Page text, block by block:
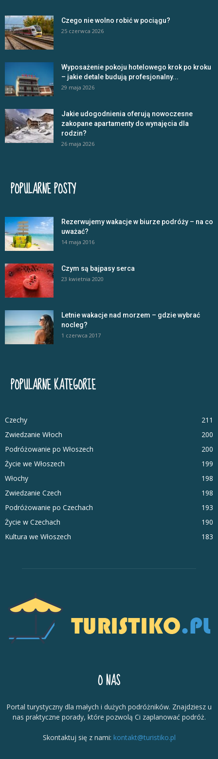
Czego nie wolno robić w pociągu?
25 czerwca 2026
Wyposażenie pokoju hotelowego krok po kroku
– jakie detale budują profesjonalny...
29 maja 2026
Jakie udogodnienia oferują nowoczesne
zakopane apartamenty do wynajęcia dla
rodzin?
26 maja 2026
POPULARNE POSTY
Rezerwujemy wakacje w biurze podróży – na co
uważać?
14 maja 2016
Czym są bajpasy serca
23 kwietnia 2020
Letnie wakacje nad morzem – gdzie wybrać
nocleg?
1 czerwca 2017
POPULARNE KATEGORIE
Czechy
211
Zwiedzanie Włoch
200
Podróżowanie po Włoszech
200
Życie we Włoszech
199
Włochy
198
Zwiedzanie Czech
198
Podróżowanie po Czechach
193
Życie w Czechach
190
Kultura we Włoszech
183
O NAS
Portal turystyczny dla małych i dużych podróżników. Znajdziesz u
nas praktyczne porady, które pozwolą Ci zaplanować podróż.
Skontaktuj się z nami: kontakt@turistiko.pl